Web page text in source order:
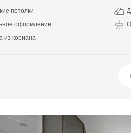
потолки
оформление
из кориана